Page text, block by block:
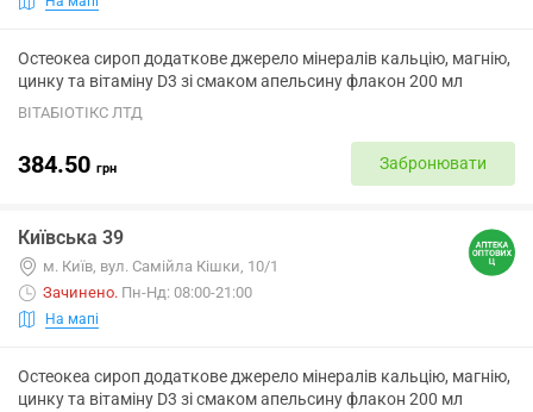
Остеокеа сироп додаткове джерело мінералів кальцію, магнію,
цинку та вітаміну D3 зі смаком апельсину флакон 200 мл
ВІТАБІОТІКС ЛТД
384.50 грн Забронювати
Київська 39
м. Київ, вул. Самійла Кішки, 10/1
Зачинено. Пн-Нд: 08:00-21:00
На мапі
Остеокеа сироп додаткове джерело мінералів кальцію, магнію,
цинку та вітаміну D3 зі смаком апельсину флакон 200 мл